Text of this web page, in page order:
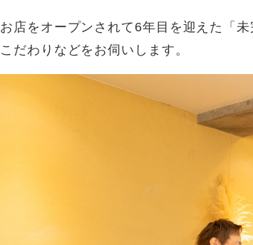
お店をオープンされて6年目を迎えた「
こだわりなどをお伺いします。